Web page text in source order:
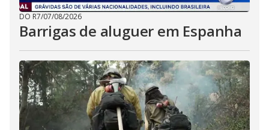
DO R7/07/08/2026
Barrigas de aluguer em Espanha